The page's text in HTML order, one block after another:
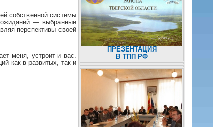
собственной системы
ожиданий — выбранные
перспективы своей
меня, устроит и вас.
как в развитых, так и
ПРЕЗЕНТАЦИЯ
В ТПП РФ